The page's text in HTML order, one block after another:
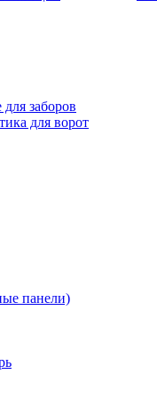
заборов
для ворот
панели)